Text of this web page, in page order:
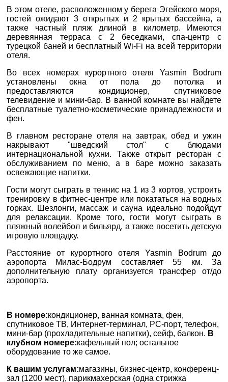
0800 33 01 80
dp_city@aventour.ua
Пн. - Пт. 9:00 - 18:00
Сб 10:00 - 15:00
Запоріжжя
пр. Соборний 216
+38 (067) 180-32-43
+38 (099) 180-32-43,
+38 (093) 180-32-43,
0800 33 01 80
Пн. - Пт. 9:00 - 18:00
Сб 10:00 - 15:00
Харків
вул. Сумська 77/79
+38 (093) 180-32-43
0800 33 01 80
kh_city@aventour.ua
Пн. - Пт. 9:00 - 18:00
В этом отеле, расположенном у берега Эгейского моря,
гостей ожидают 3 открытых и 2 крытых бассейна, а
также частный пляж длиной в километр. Имеются
деревянная терраса с 2 беседками, спа-центр с
турецкой баней и бесплатный Wi-Fi на всей территории
отеля.
Во всех номерах курортного отеля Yasmin Bodrum
установлены окна от пола до потолка и
предоставляются кондиционер, спутниковое
телевидение и мини-бар. В ванной комнате вы найдете
бесплатные туалетно-косметические принадлежности и
фен.
В главном ресторане отеля на завтрак, обед и ужин
накрывают "шведский стол" с блюдами
интернациональной кухни. Также открыт ресторан с
обслуживанием по меню, а в баре можно заказать
освежающие напитки.
Гости могут сыграть в теннис на 1 из 3 кортов, устроить
тренировку в фитнес-центре или покататься на водных
горках. Шезлонги, массаж и сауна идеально подойдут
для релаксации. Кроме того, гости могут сыграть в
пляжный волейбол и бильярд, а также посетить детскую
игровую площадку.
Расстояние от курортного отеля Yasmin Bodrum до
аэропорта Милас-Бодрум составляет 55 км. За
дополнительную плату организуется трансфер от/до
аэропорта.
В номере:кондиционер, ванная комната, фен,
спутниковое ТВ, Интернет-терминал, PC-порт, телефон,
мини-бар (прохладительные напитки), сейф, балкон. В
клубном номере:кафельный пол; остальное
оборудование то же самое.
К вашим услугам:магазины, бизнес-центр, конференц-
зал (1200 мест), парикмахерская (одна стрижка
*E-MAIL
*ТЕЛЕФОН
ДЕ ПРОЖИВАЄТЕ
ПРИМІТКИ
*поля обов'язкові для
заповнення